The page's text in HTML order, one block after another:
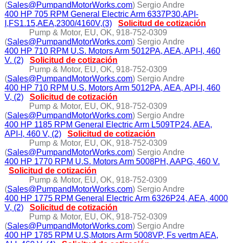
(Sales@PumpandMotorWorks.com) Sergio Andre
400 HP 705 RPM General Electric Arm 6337P30,API-
I,FS1.15,AEA,2300/4160V,(3)
Solicitud de cotización
Pump & Motor, EU, OK, 918-752-0309
(Sales@PumpandMotorWorks.com) Sergio Andre
400 HP 710 RPM U.S. Motors Arm 5012PA, AEA, API-I, 460
V. (2)
Solicitud de cotización
Pump & Motor, EU, OK, 918-752-0309
(Sales@PumpandMotorWorks.com) Sergio Andre
400 HP 710 RPM U.S. Motors Arm 5012PA, AEA, API-I, 460
V, (2)
Solicitud de cotización
Pump & Motor, EU, OK, 918-752-0309
(Sales@PumpandMotorWorks.com) Sergio Andre
400 HP 1185 RPM General Electric Arm L509TP24, AEA,
API-I, 460 V, (2)
Solicitud de cotización
Pump & Motor, EU, OK, 918-752-0309
(Sales@PumpandMotorWorks.com) Sergio Andre
400 HP 1770 RPM U.S. Motors Arm 5008PH, AAPG, 460 V.
Solicitud de cotización
Pump & Motor, EU, OK, 918-752-0309
(Sales@PumpandMotorWorks.com) Sergio Andre
400 HP 1775 RPM General Electric Arm 6326P24, AEA, 4000
V, (2)
Solicitud de cotización
Pump & Motor, EU, OK, 918-752-0309
(Sales@PumpandMotorWorks.com) Sergio Andre
400 HP 1785 RPM U.S,Motors Arm 5008VP, Fs vertm AEA,